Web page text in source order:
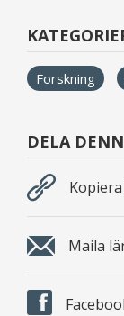
Forskning
DELA
Maila